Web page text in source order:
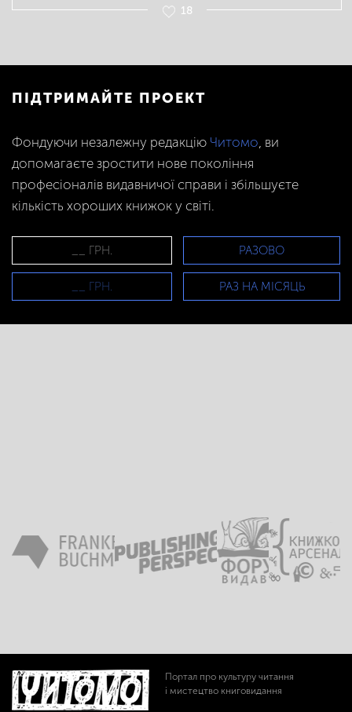
18
ПІДТРИМАЙТЕ ПРОЕКТ
Фондуючи незалежну редакцію Читомо, ви
допомагаєте зростити нове покоління
професіоналів видавничої справи і збільшуєте
кількість хороших книжок у світі.
РАЗОВО
РАЗ НА МІСЯЦЬ
Портал про культуру читання
і мистецтво книговидання